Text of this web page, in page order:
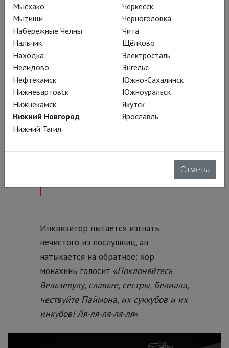
способному принимать и
человеческое обличье графа Генриха.
Рупрехт и Рената пускаются на
поиски Генриха; впереди – визит к
магу, дуэль, встреча с
Мефистофелем...
Заканчивает свои дни
Рената на костре,
предварительно смутив
Инквизитор пытается изгнать
нечистого из послушниц, ан
натыкается на обратное: хор
монахинь голосит «Поклоняйтесь
Вельзевулу, славьте, сестры, Белиала,
чествуйте Паймона, их суккубов и их
инкубов! Ля-ля-ля-ля-ля».
Мысхако
Мытищи
Набережные Челны
Нальчик
Находка
Нелидово
Нефтекамск
Нижневартовск
Нижнекамск
Нижний Новгород
Нижний Тагил
Черкесск
Черноголовка
Чита
Щёлково
Электросталь
Энгельс
Южно-Сахалинск
Южноуральск
Якутск
Ярославль
Отмена